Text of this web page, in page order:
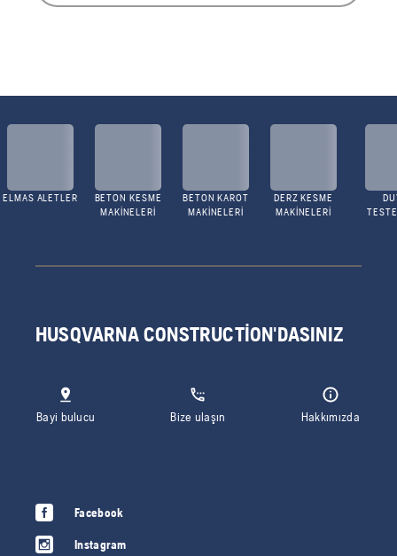
ELMAS ALETLER
BETON KESME
MAKINELERI
BETON KAROT
MAKINELERI
DERZ KESME
MAKINELERI
HUSQVARNA CONSTRUCTION'DASINIZ
Bayi bulucu Bize ulaşın Hakkımızda
Facebook
Instagram